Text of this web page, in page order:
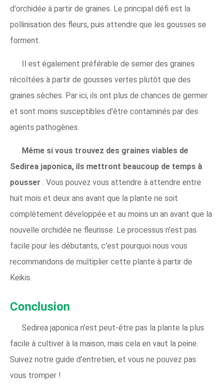
d'orchidée à partir de graines. Le principal défi est la
pollinisation des fleurs, puis attendre que les gousses se
forment.
Il est également préférable de semer des graines
récoltées à partir de gousses vertes plutôt que des
graines sèches. Par ici, ils ont plus de chances de germer
et sont moins susceptibles d'être contaminés par des
agents pathogènes.
Même si vous trouvez des graines viables de
Sedirea japonica, ils mettront beaucoup de temps à
pousser . Vous pouvez vous attendre à attendre entre
huit mois et deux ans avant que la plante ne soit
complètement développée et au moins un an avant que la
nouvelle orchidée ne fleurisse. Le processus n'est pas
facile pour les débutants, c'est pourquoi nous vous
recommandons de multiplier cette plante à partir de
Keikis.
Conclusion
Sedirea japonica n'est peut-être pas la plante la plus
facile à cultiver à la maison, mais cela en vaut la peine.
Suivez notre guide d'entretien, et vous ne pouvez pas
vous tromper !